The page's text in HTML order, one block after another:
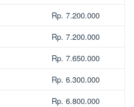
Rp. 7.200.000
Rp. 7.200.000
Rp. 7.650.000
Rp. 6.300.000
Rp. 6.800.000